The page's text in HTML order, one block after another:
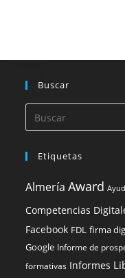
Buscar
Etiquetas
Almería Award
Competencias
Facebook FDL firma
Google Informe de
formativas Informes